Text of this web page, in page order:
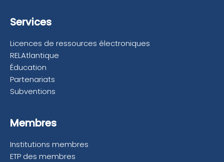
Services
Licences de ressources électroniques
RELAtlantique
Éducation
Partenariats
Subventions
Membres
Institutions membres
ETP des membres